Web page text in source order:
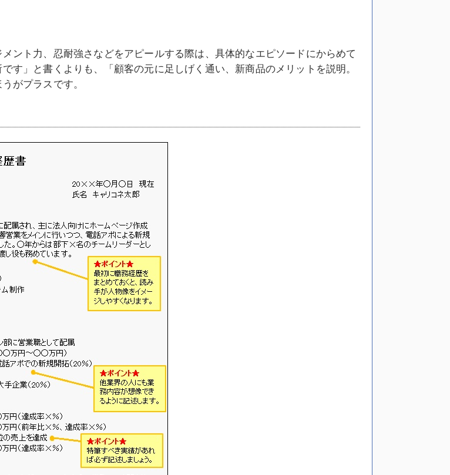
ント力、忍耐強さなどをアピールする際は、具体的なエピソードにからめて
す」と書くよりも、「顧客の元に足しげく通い、新商品のメリットを説明。
がプラスです。